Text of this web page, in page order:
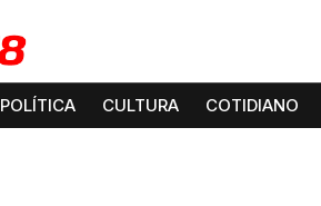
POLÍTICA CULTURA COTIDIANO